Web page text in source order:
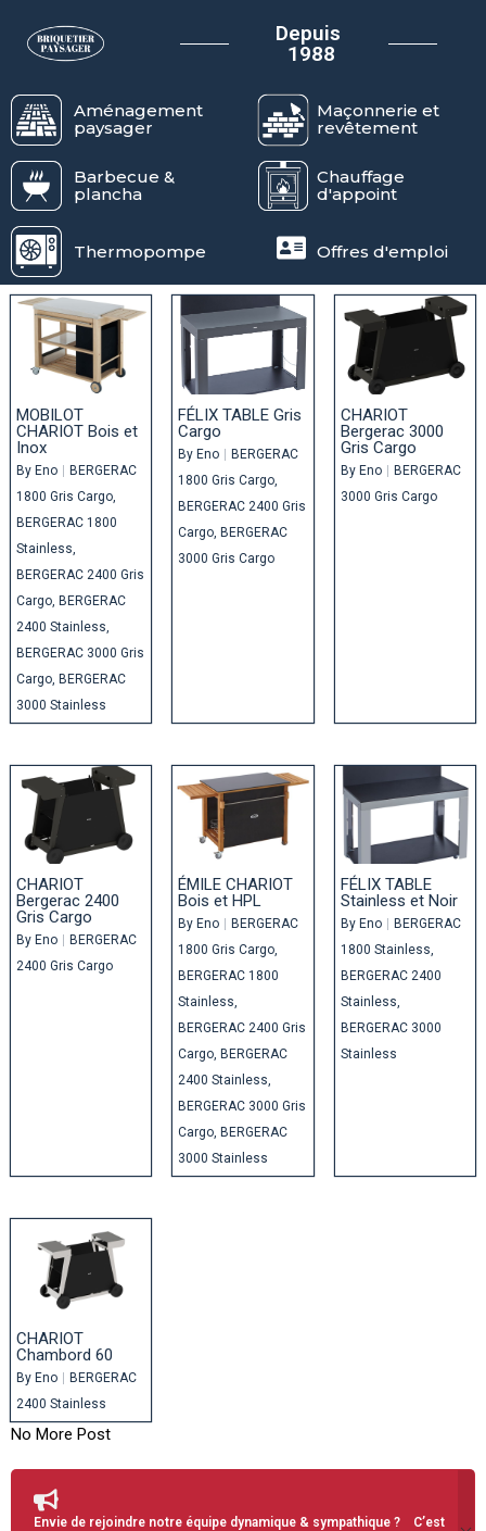
Depuis
1988
Aménagement
paysager
Maçonnerie et
revêtement
Barbecue &
plancha
Chauffage
d'appoint
Thermopompe Offres d'emploi
MOBILOT
CHARIOT Bois et
Inox
By Eno | BERGERAC
1800 Gris Cargo
BERGERAC 1800
Stainless
BERGERAC 2400 Gris
Cargo BERGERAC
2400 Stainless
BERGERAC 3000 Gris
Cargo BERGERAC
3000 Stainless
FÉLIX TABLE Gris
Cargo
ByEno | BERGERAC
1800 Gris Cargo
BERGERAC 2400 Gris
Cargo BERGERAC
3000 Gris Cargo
CHARIOT
Bergerac 3000
Gris Cargo
By Eno | BERGERAC
3000 Gris Cargo
CHARIOT
Bergerac 2400
Gris Cargo
By Eno
BERGERAC
2400 Gris Cargo
ÉMILE CHARIOT
Bois et HPL
By Eno
BERGERAC
1800 Gris Cargo
BERGERAC 1800
Stainless
BERGERAC 2400 Gris
Cargo BERGERAC
2400 Stainless
BERGERAC 3000 Gris
Cargo BERGERAC
3000 Stainless
FÉLIX TABLE
Stainless et Noir
By Eno
BERGERAC
1800 Stainless
BERGERAC 2400
Stainless
BERGERAC 3000
Stainless
CHARIOT
Chambord 60
By Eno | BERGERAC
2400 Stainless
No More Post
Envie de rejoindre notre équipe dynamique & sympathique ? C’est